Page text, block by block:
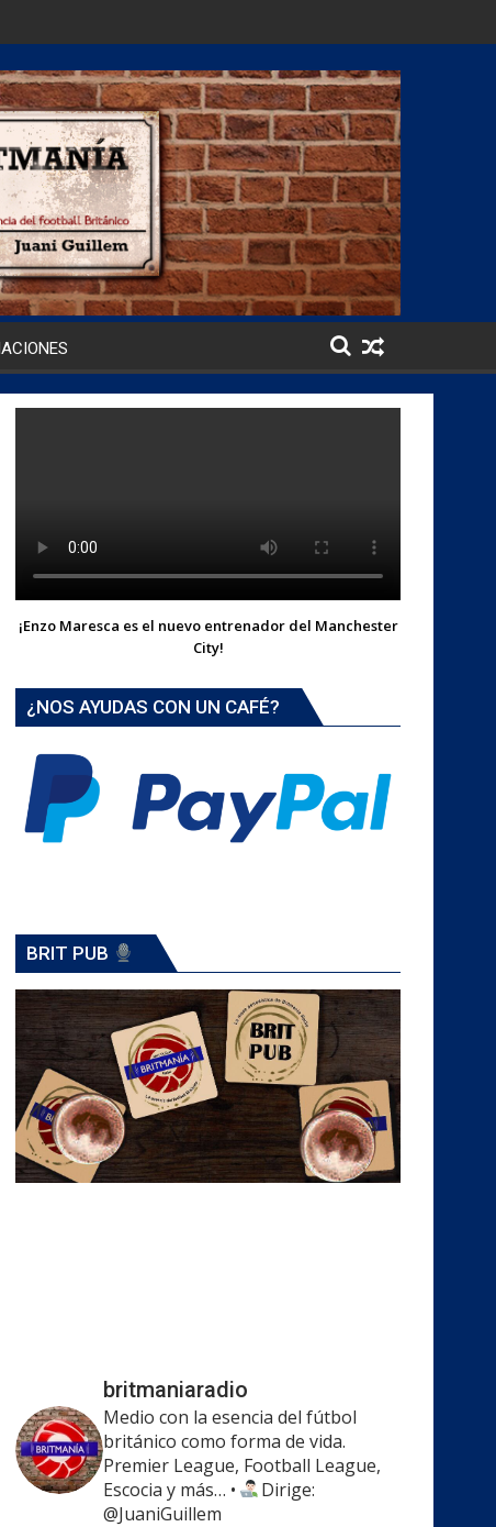
¡Enzo Maresca es el nuevo entrenador del Manchester
City!
¿NOS AYUDAS CON UN CAFÉ?
BRIT PUB
britmaniaradio
Medio con la esencia del fútbol
británico como forma de vida.
Premier League, Football League,
Escocia y más… •
Dirige:
@JuaniGuillem